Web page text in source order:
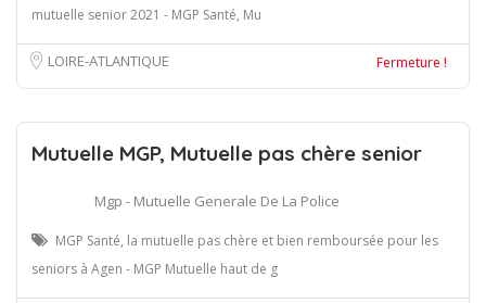
mutuelle senior 2021 - MGP Santé, Mu
LOIRE-ATLANTIQUE Fermeture !
Mutuelle MGP, Mutuelle pas chère senior
Mgp - Mutuelle Generale De La Police
MGP Santé, la mutuelle pas chère et bien remboursée pour les
seniors à Agen - MGP Mutuelle haut de g